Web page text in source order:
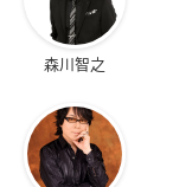
森川智之